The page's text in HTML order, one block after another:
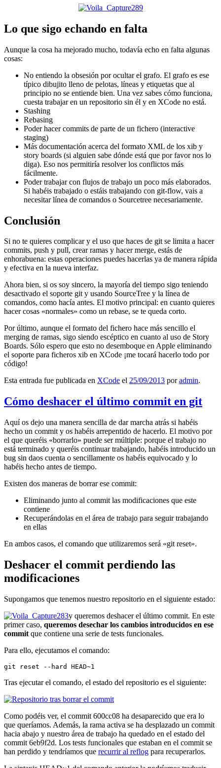
Lo que sigo echando en falta
Aunque la cosa ha mejorado mucho, todavía echo en falta algunas
cosas:
No entiendo la obsesión por ocultar el grafo. El grafo es ese
típico dibujito lleno de pelotas, líneas y etiquetas que al
principio no se entiende bien. Una vez sabes cómo funciona,
cuesta trabajar en un repositorio sin él y en XCode no está.
Stashing
Rebasing
Poder hacer commits de parte de un fichero (interactive
staging)
Más documentación acerca del formato XML de los xib y
story boards (si alguien sabe dónde está que por favor nos lo
diga). Eso nos permitiría resolver los conflictos más
fácilmente.
Poder trabajar con flujos de trabajo un poco más elaborados.
Si habéis trabajado o estáis trabajando con git-flow, vais a
necesitar línea de comandos o Sourcetree necesariamente.
Conclusión
Si no te quieres complicar y el uso que haces de git se limita a hacer
commits, push y pull, crear ramas y hacer merge, estás de
enhorabuena: estas operaciones puedes hacerlas ya de manera rápida
y efectiva en la nueva interfaz.
Ahora bien, si os soy sincero, la mayoría del tiempo sigo teniendo
desactivado el soporte git y usando SourceTree y la línea de
comandos, como hacía antes. El motivo principal: en cuanto quieres
hacer cosas «normales» como un rebase, se te queda corto.
Por último, aunque el formato del fichero hace más sencillo el
merging de ramas, sigo siendo escéptico en cuanto al uso de Story
Boards. Sólo espero que esto no desemboque en Apple eliminando
el soporte para ficheros xib en XCode ¡me tocará hacerlo todo por
código!
Esta entrada fue publicada en XCode el 25/09/2013 poradmin.
Cómo deshacer el último commit en git
Aquí os dejo una manera sencilla de dar marcha atrás si habéis
hecho un commit y os habéis arrepentido de hacerlo. El motivo por
el que queréis «borrarlo» puede ser múltiple: porque el trabajo no
está terminado y queréis continuar trabajando, habéis introducido un
bug sin daos cuenta o sencillamente os habéis equivocado y lo
habéis hecho antes de tiempo.
Existen dos maneras de borrar ese commit:
Eliminando junto al commit las modificaciones que este
contiene
Recuperándolas en el área de trabajo para seguir trabajando
en ellas
En ambos casos, el comando que utilizaremos será «git reset».
Deshacer el commit perdiendo las
modificaciones
Supongamos que tenemos nuestro repositorio en el siguiente estado:
y queremos deshacer el último commit. En este
primer caso, queremos desechar los cambios introducidos en ese
commit que contiene una serie de tests funcionales.
Para ello, ejecutamos el comando:
git reset --hard HEAD~1
Tras ejecutar el comando, el estado del repositorio es el siguiente:
Como podéis ver, el commit 600cc08 ha desaparecido que era lo
que queríamos. Además, la rama activa se ha desplazado un commit
hacia abajo y nuestro área de trabajo ha quedado en el estado del
commit 6eb9f2d. Los tests funcionales que estaban en el commit se
han perdido y tendríamos que recurrir al reflog para recuperarlos.